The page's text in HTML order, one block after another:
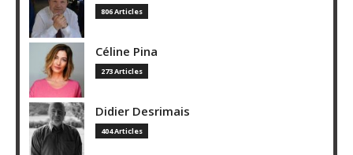
806 Articles
Céline Pina
273 Articles
Didier Desrimais
404 Articles